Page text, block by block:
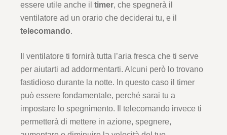
essere utile anche il timer, che spegnerà il
ventilatore ad un orario che deciderai tu, e il
telecomando.
Il ventilatore ti fornirà tutta l’aria fresca che ti serve
per aiutarti ad addormentarti. Alcuni però lo trovano
fastidioso durante la notte. In questo caso il timer
può essere fondamentale, perché sarai tu a
impostare lo spegnimento. Il telecomando invece ti
permetterà di mettere in azione, spegnere,